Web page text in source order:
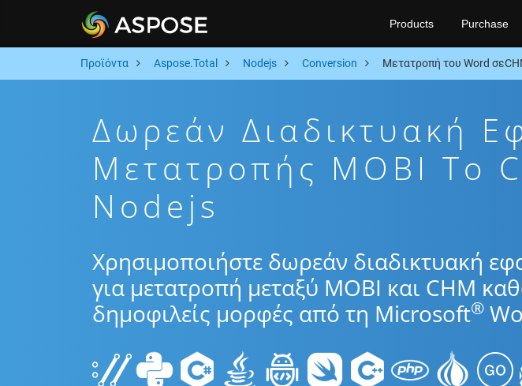
Products Purchase
Προϊόντα Aspose.Total Nodejs Conversion Μετατροπή του Word
Δωρεάν Διαδικτυακή
Μετατροπής MOBI To
Nodejs
Χρησιμοποιήστε δωρεάν διαδικτυακή
για μετατροπή μεταξύ MOBI και CHM
δημοφιλείς μορφές από τη Microsoft®